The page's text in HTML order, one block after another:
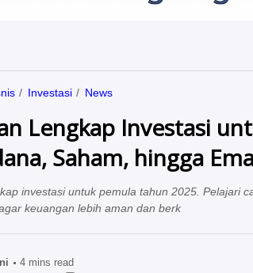
Investasi News
Lengkap Investasi
Saham, hingga
investasi untuk pemula tahun 2025. Pelajari
keuangan lebih aman dan berk
4 mins read